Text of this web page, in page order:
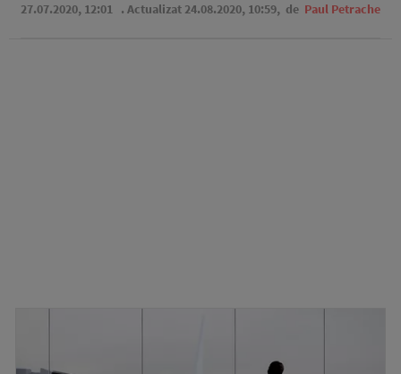
27.07.2020, 12:01 . Actualizat 24.08.2020, 10:59, de Paul Petrache